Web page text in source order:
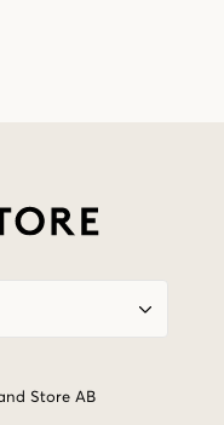
Store AB